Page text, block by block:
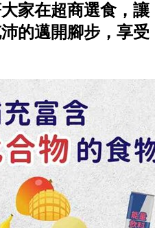
家在超商選食，讓
的邁開腳步，享受